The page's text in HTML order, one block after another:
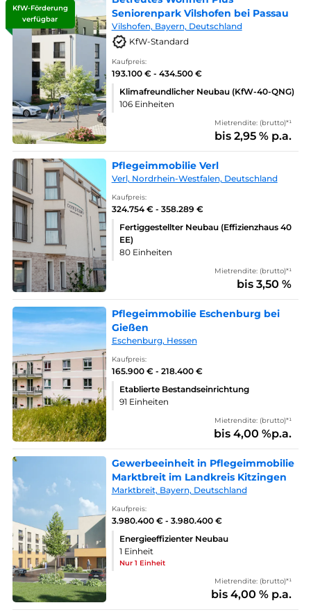
KfW-Förderung
verfügbar
Seniorenpark Vilshofen bei Passau
Vilshofen, Bayern, Deutschland
KfW-Standard
Kaufpreis:
193.100 € - 434.500 €
Klimafreundlicher Neubau (KfW-40-QNG)
106 Einheiten
Mietrendite: (brutto)*¹
bis 2,95 % p.a.
Pflegeimmobilie Verl
Verl, Nordrhein-Westfalen, Deutschland
Kaufpreis:
324.754 € - 358.289 €
Fertiggestellter Neubau (Effizienzhaus 40
EE)
80 Einheiten
Mietrendite: (brutto)*¹
bis 3,50 %
Pflegeimmobilie Eschenburg bei
Gießen
Eschenburg, Hessen
Kaufpreis:
165.900 € - 218.400 €
Etablierte Bestandseinrichtung
91 Einheiten
Mietrendite: (brutto)*¹
bis 4,00 %p.a.
Gewerbeeinheit in Pflegeimmobilie
Marktbreit im Landkreis Kitzingen
Marktbreit, Bayern, Deutschland
Kaufpreis:
3.980.400 € - 3.980.400 €
Energieeffizienter Neubau
1 Einheit
Nur 1 Einheit
Mietrendite: (brutto)*¹
bis 4,00 % p.a.